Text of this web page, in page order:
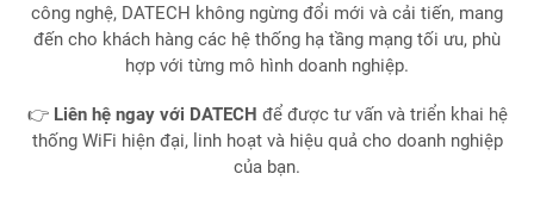
công nghệ, DATECH không ngừng đổi mới và cải tiến, mang
đến cho khách hàng các hệ thống hạ tầng mạng tối ưu, phù
hợp với từng mô hình doanh nghiệp.
👉 Liên hệ ngay với DATECH để được tư vấn và triển khai hệ
thống WiFi hiện đại, linh hoạt và hiệu quả cho doanh nghiệp
của bạn.